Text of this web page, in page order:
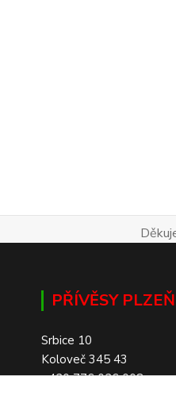
PŘÍVĚSY PLZEŇ
Srbice 10
Koloveč 345 43
+420 776 026 008